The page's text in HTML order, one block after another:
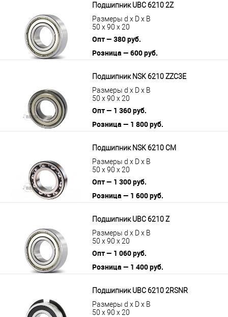
Подшипник UBC 6210 2Z
Размеры d x D x B
50 x 90 x 20
Опт — 380 руб.
Розница — 600 руб.
Подшипник NSK 6210 ZZC3E
Размеры d x D x B
50 x 90 x 20
Опт — 1 360 руб.
Розница — 1 800 руб.
Подшипник NSK 6210 CM
Размеры d x D x B
50 x 90 x 20
Опт — 1 300 руб.
Розница — 1 600 руб.
Подшипник UBC 6210 Z
Размеры d x D x B
50 x 90 x 20
Опт — 1 060 руб.
Розница — 1 400 руб.
Подшипник UBC 6210 2RSNR
Размеры d x D x B
50 x 90 x 20